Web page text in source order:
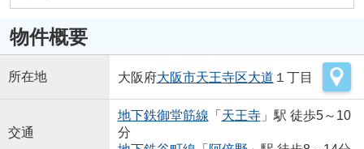
物件概要
所在地 大阪府大阪市天王寺区大道 １丁目
交通
地下鉄御堂筋線 「 天王寺」駅 徒歩5～10
分